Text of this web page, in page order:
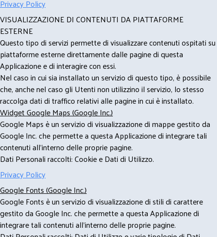
Privacy Policy
VISUALIZZAZIONE DI CONTENUTI DA PIATTAFORME
ESTERNE
Questo tipo di servizi permette di visualizzare contenuti ospitati su
piattaforme esterne direttamente dalle pagine di questa
Applicazione e di interagire con essi.
Nel caso in cui sia installato un servizio di questo tipo, è possibile
che, anche nel caso gli Utenti non utilizzino il servizio, lo stesso
raccolga dati di traffico relativi alle pagine in cui è installato.
Widget Google Maps (Google Inc.)
Google Maps è un servizio di visualizzazione di mappe gestito da
Google Inc. che permette a questa Applicazione di integrare tali
contenuti all'interno delle proprie pagine.
Dati Personali raccolti: Cookie e Dati di Utilizzo.
Privacy Policy
Google Fonts (Google Inc.)
Google Fonts è un servizio di visualizzazione di stili di carattere
gestito da Google Inc. che permette a questa Applicazione di
integrare tali contenuti all'interno delle proprie pagine.